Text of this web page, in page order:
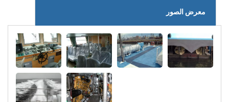
معرض الصور